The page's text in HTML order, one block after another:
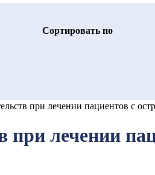
Cортировать по
при лечении пациентов с
при лечении